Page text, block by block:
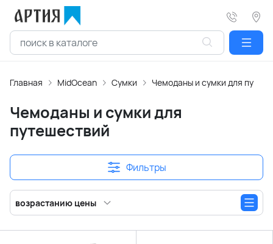
Главная MidOcean Сумки Чемоданы и сумки для
Чемоданы и сумки для
путешествий
Фильтры
возрастанию цены